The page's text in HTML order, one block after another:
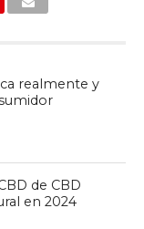
realmente y
de CBD
en 2024